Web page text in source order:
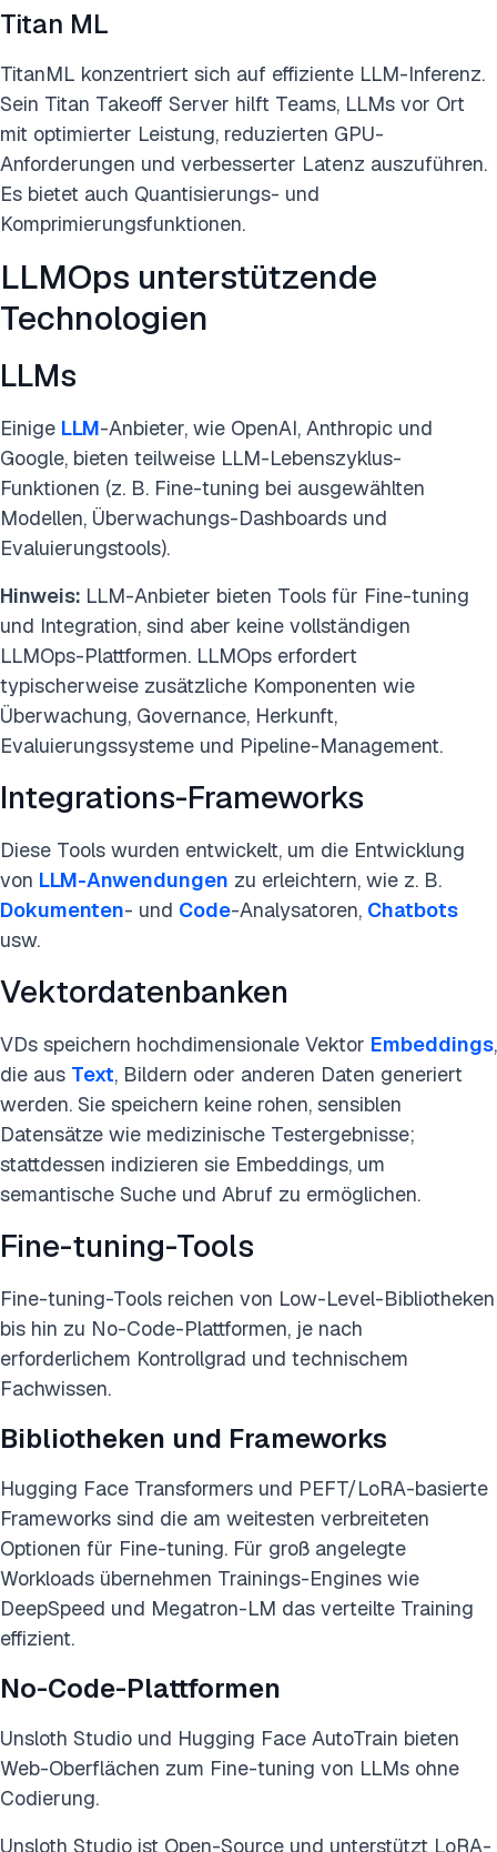
Titan ML
TitanML konzentriert sich auf effiziente LLM-Inferenz.
Sein Titan Takeoff Server hilft Teams, LLMs vor Ort
mit optimierter Leistung, reduzierten GPU-
Anforderungen und verbesserter Latenz auszuführen.
Es bietet auch Quantisierungs- und
Komprimierungsfunktionen.
LLMOps unterstützende
Technologien
LLMs
Einige LLM-Anbieter, wie OpenAI, Anthropic und
Google, bieten teilweise LLM-Lebenszyklus-
Funktionen (z. B. Fine-tuning bei ausgewählten
Modellen, Überwachungs-Dashboards und
Evaluierungstools).
Hinweis: LLM-Anbieter bieten Tools für Fine-tuning
und Integration, sind aber keine vollständigen
LLMOps-Plattformen. LLMOps erfordert
typischerweise zusätzliche Komponenten wie
Überwachung, Governance, Herkunft,
Evaluierungssysteme und Pipeline-Management.
Integrations-Frameworks
Diese Tools wurden entwickelt, um die Entwicklung
von LLM-Anwendungen zu erleichtern, wie z. B.
Dokumenten- und Code-Analysatoren, Chatbots
usw.
Vektordatenbanken
VDs speichern hochdimensionale Vektor Embeddings,
die aus Text, Bildern oder anderen Daten generiert
werden. Sie speichern keine rohen, sensiblen
Datensätze wie medizinische Testergebnisse;
stattdessen indizieren sie Embeddings, um
semantische Suche und Abruf zu ermöglichen.
Fine-tuning-Tools
Fine-tuning-Tools reichen von Low-Level-Bibliotheken
bis hin zu No-Code-Plattformen, je nach
erforderlichem Kontrollgrad und technischem
Fachwissen.
Bibliotheken und Frameworks
Hugging Face Transformers und PEFT/LoRA-basierte
Frameworks sind die am weitesten verbreiteten
Optionen für Fine-tuning. Für groß angelegte
Workloads übernehmen Trainings-Engines wie
DeepSpeed und Megatron-LM das verteilte Training
effizient.
No-Code-Plattformen
Unsloth Studio und Hugging Face AutoTrain bieten
Web-Oberflächen zum Fine-tuning von LLMs ohne
Codierung.
Unsloth Studio ist Open-Source und unterstützt LoRA-